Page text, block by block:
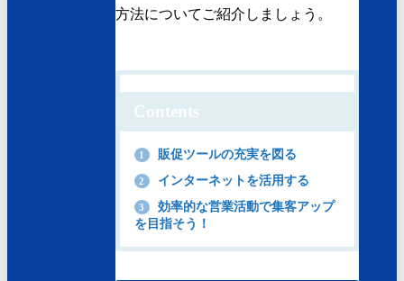
方法についてご紹介しましょう。
Contents
1 販促ツールの充実を図る
2 インターネットを活用する
3
効率的な営業活動で集客アップ
を目指そう！